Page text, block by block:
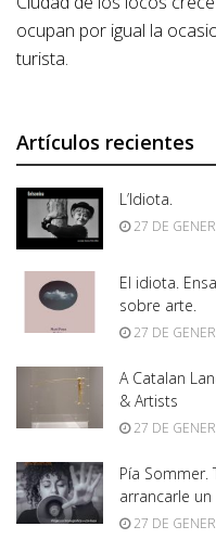
ocupan por igual la
turista.
Artículos recientes
L’Idiota.
27 DE
El idiota.
sobre arte.
27 DE
A Catalan
& Artists
27 DE
Pía Sommer.
arrancarle
27 DE